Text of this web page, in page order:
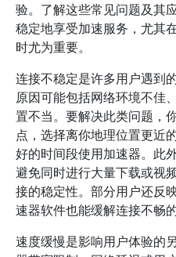
验。了解这些常见问题及其
稳定地享受加速服务，尤其
时尤为重要。
连接不稳定是许多用户遇到
原因可能包括网络环境不佳
置不当。要解决此类问题，
点，选择离你地理位置更近
好的时间段使用加速器。此
避免同时进行大量下载或视
接的稳定性。部分用户还反
速器软件也能缓解连接不畅的
速度缓慢是影响用户体验的